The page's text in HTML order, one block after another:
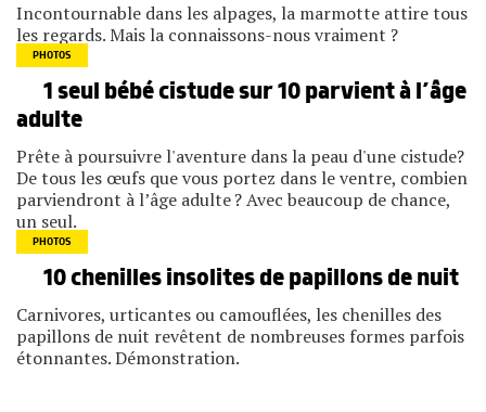
Incontournable dans les alpages, la marmotte attire tous
les regards. Mais la connaissons-nous vraiment ?
PHOTOS
1 seul bébé cistude sur 10 parvient à l’âge
adulte
Prête à poursuivre l'aventure dans la peau d'une cistude?
De tous les œufs que vous portez dans le ventre, combien
parviendront à l’âge adulte ? Avec beaucoup de chance,
un seul.
PHOTOS
10 chenilles insolites de papillons de nuit
Carnivores, urticantes ou camouflées, les chenilles des
papillons de nuit revêtent de nombreuses formes parfois
étonnantes. Démonstration.